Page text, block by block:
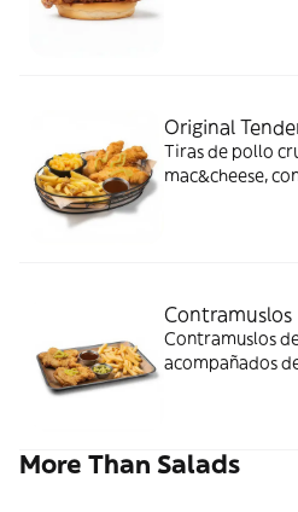
Original
Tiras de pollo
mac&cheese,
Contramuslos
Contramuslos
acompañados
More Than Salads